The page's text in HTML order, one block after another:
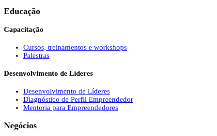
Educação
Capacitação
Cursos, treinamentos e workshops
Palestras
Desenvolvimento de Líderes
Desenvolvimento de Líderes
Diagnóstico de Perfil Empreendedor
Mentoria para Empreendedores
Negócios